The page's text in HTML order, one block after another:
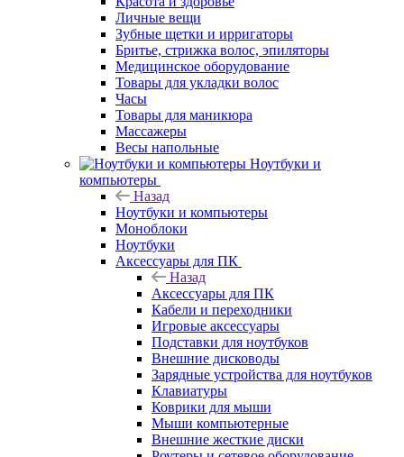
Личные вещи
Зубные щетки и ирригаторы
Бритье, стрижка волос, эпиляторы
Медицинское оборудование
Товары для укладки волос
Часы
Товары для маникюра
Массажеры
Весы напольные
Ноутбуки и
компьютеры
Назад
Ноутбуки и компьютеры
Моноблоки
Ноутбуки
Аксессуары для ПК
Назад
Аксессуары для ПК
Кабели и переходники
Игровые аксессуары
Подставки для ноутбуков
Внешние дисководы
Зарядные устройства для ноутбуков
Клавиатуры
Коврики для мыши
Мыши компьютерные
Внешние жесткие диски